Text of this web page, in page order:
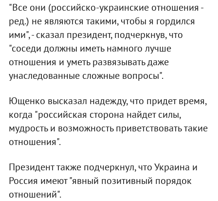
"Все они (российско-украинские отношения -
ред.) не являются такими, чтобы я гордился
ими", - сказал президент, подчеркнув, что
"соседи должны иметь намного лучше
отношения и уметь развязывать даже
унаследованные сложные вопросы".
Ющенко высказал надежду, что придет время,
когда "российская сторона найдет силы,
мудрость и возможность приветствовать такие
отношения".
Президент также подчеркнул, что Украина и
Россия имеют "явный позитивный порядок
отношений".